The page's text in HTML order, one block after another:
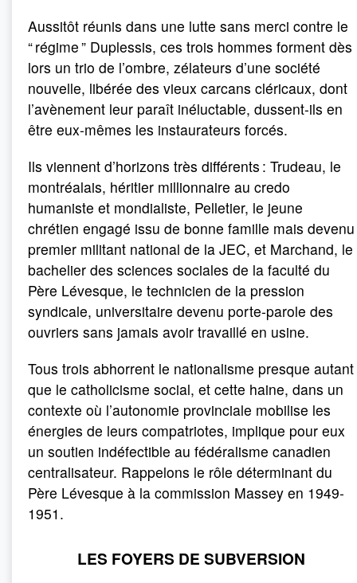
Aussitôt réunis dans une lutte sans merci contre le
“ régime ” Duplessis, ces trois hommes forment dès
lors un trio de l’ombre, zélateurs d’une société
nouvelle, libérée des vieux carcans cléricaux, dont
l’avènement leur paraît inéluctable, dussent-ils en
être eux-mêmes les instaurateurs forcés.
Ils viennent d’horizons très différents : Trudeau, le
montréalais, héritier millionnaire au credo
humaniste et mondialiste, Pelletier, le jeune
chrétien engagé issu de bonne famille mais devenu
premier militant national de la JEC, et Marchand, le
bachelier des sciences sociales de la faculté du
Père Lévesque, le technicien de la pression
syndicale, universitaire devenu porte-parole des
ouvriers sans jamais avoir travaillé en usine.
Tous trois abhorrent le nationalisme presque autant
que le catholicisme social, et cette haine, dans un
contexte où l’autonomie provinciale mobilise les
énergies de leurs compatriotes, implique pour eux
un soutien indéfectible au fédéralisme canadien
centralisateur. Rappelons le rôle déterminant du
Père Lévesque à la commission Massey en 1949-
1951.
LES FOYERS DE SUBVERSION